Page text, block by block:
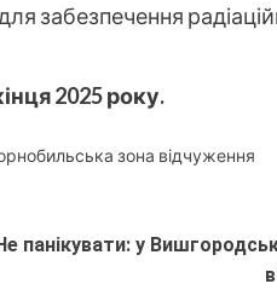
забезпечення
2025 року.
зона відчуження
панікувати: у